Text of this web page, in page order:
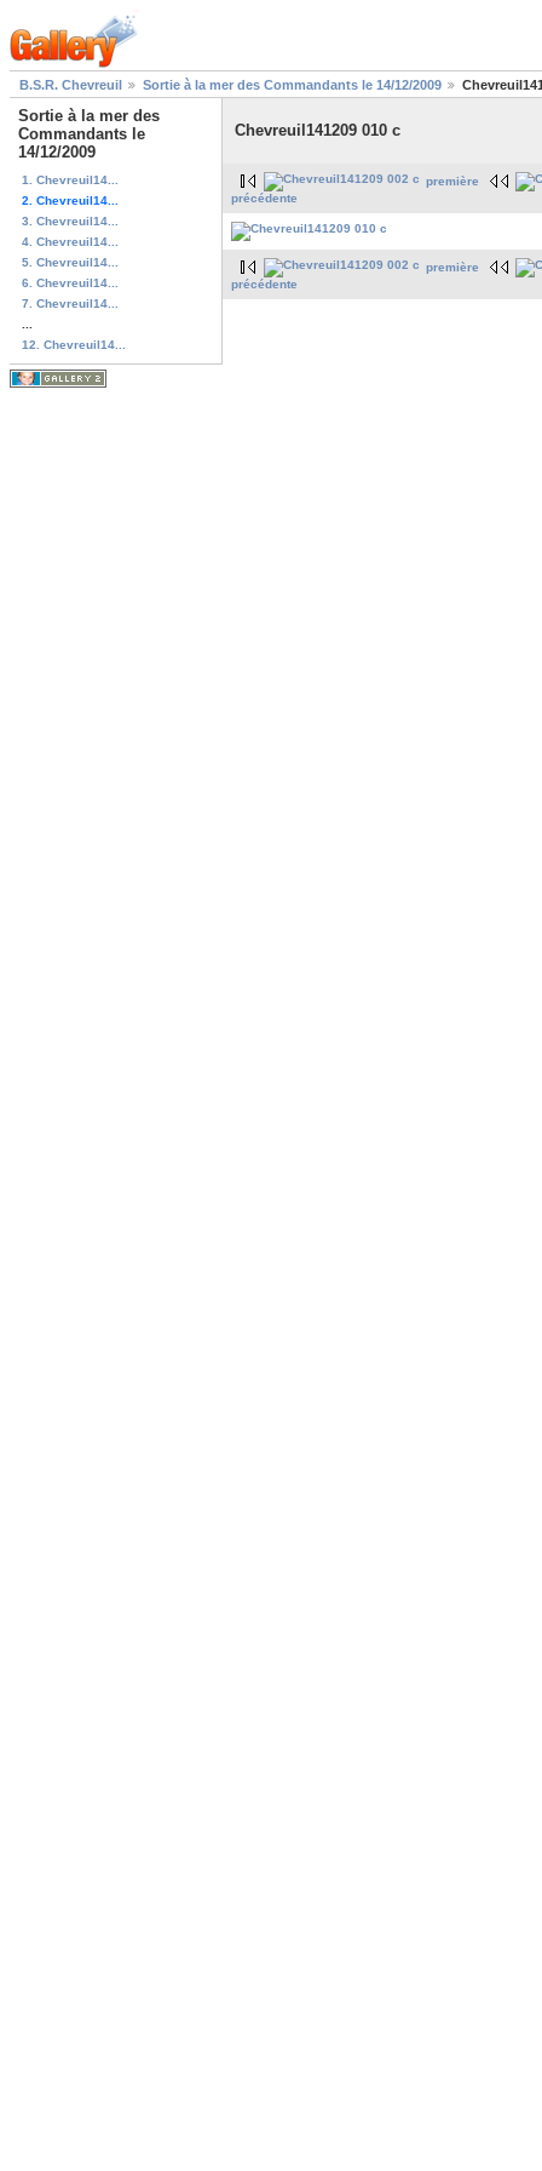
B.S.R. Chevreuil Sortie à la mer des Commandants le 14/12/2009
Sortie à la mer des
Commandants le
14/12/2009
1. Chevreuil14...
2. Chevreuil14...
3. Chevreuil14...
4. Chevreuil14...
5. Chevreuil14...
6. Chevreuil14...
7. Chevreuil14...
12. Chevreuil14...
Chevreuil141209 010 c
première
précédente
première
précédente